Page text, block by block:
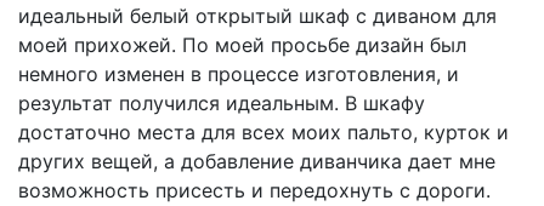
идеальный белый открытый шкаф с диваном для
моей прихожей. По моей просьбе дизайн был
немного изменен в процессе изготовления, и
результат получился идеальным. В шкафу
достаточно места для всех моих пальто, курток и
других вещей, а добавление диванчика дает мне
возможность присесть и передохнуть с дороги.